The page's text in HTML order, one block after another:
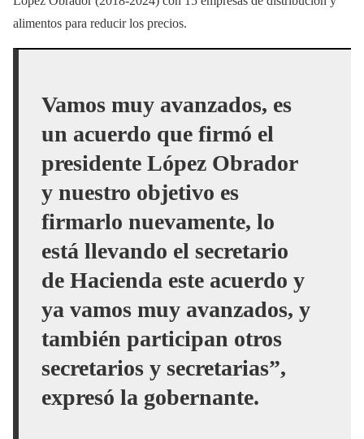
alimentos para reducir los precios.
Vamos muy avanzados, es
un acuerdo que firmó el
presidente López Obrador
y nuestro objetivo es
firmarlo nuevamente, lo
está llevando el secretario
de Hacienda este acuerdo y
ya vamos muy avanzados, y
también participan otros
secretarios y secretarias”,
expresó la gobernante.